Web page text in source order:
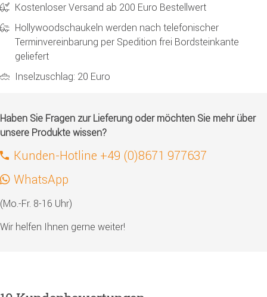
Kostenloser Versand ab 200 Euro Bestellwert
Hollywoodschaukeln werden nach telefonischer
Terminvereinbarung per Spedition frei Bordsteinkante
geliefert
Inselzuschlag: 20 Euro
Haben Sie Fragen zur Lieferung oder möchten Sie mehr über
unsere Produkte wissen?
Kunden-Hotline +49 (0)8671 977637
WhatsApp
(Mo.-Fr. 8-16 Uhr)
Wir helfen Ihnen gerne weiter!